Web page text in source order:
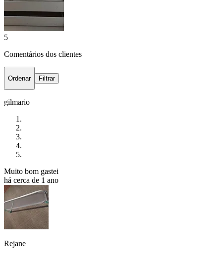
5
Comentários dos clientes
Ordenar Filtrar
gilmario
Muito bom gastei
há cerca de 1 ano
Rejane